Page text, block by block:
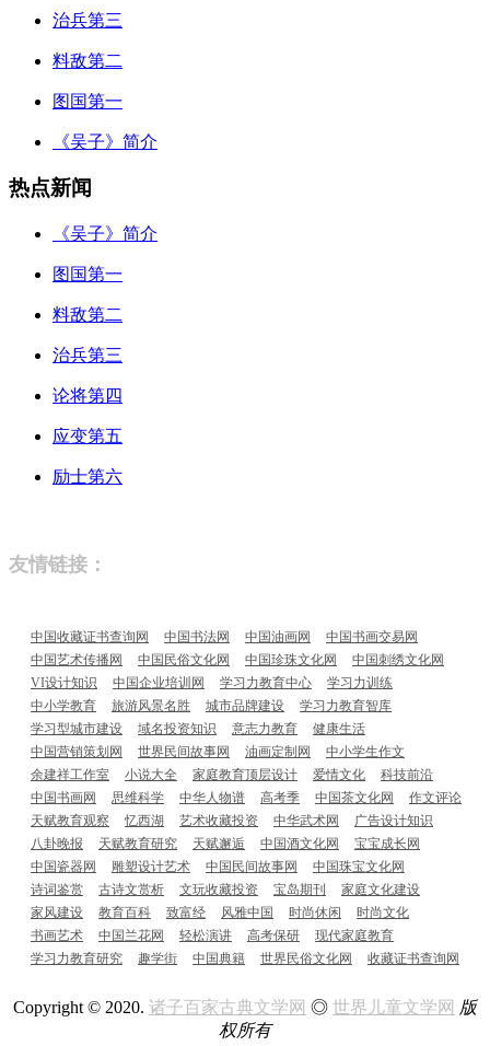
治兵第三
料敌第二
图国第一
《吴子》简介
热点新闻
《吴子》简介
图国第一
料敌第二
治兵第三
论将第四
应变第五
励士第六
友情链接：
中国收藏证书查询网 中国书法网 中国油画网
中国书画交易网
中国艺术传播网
中国民俗文化网 中国珍珠文化网
中国刺绣文化网
VI设计知识
中国企业培训网 学习力教育中心
学习力训练
中小学教育
旅游风景名胜 城市品牌建设
学习力教育智库
学习型城市建设
域名投资知识 意志力教育
健康生活
中国营销策划网
世界民间故事网 油画定制网
中小学生作文
余建祥工作室
小说大全 家庭教育顶层设计 爱情文化
科技前沿
中国书画网
思维科学 中华人物谱 高考季 中国茶文化网
作文评论
天赋教育观察
忆西湖 艺术收藏投资 中华武术网
广告设计知识
八卦晚报
天赋教育研究 天赋邂逅 中国酒文化网
宝宝成长网
中国瓷器网
雕塑设计艺术 中国民间故事网
中国珠宝文化网
诗词鉴赏
古诗文赏析 文玩收藏投资 宝岛期刊
家庭文化建设
家风建设
教育百科 致富经 风雅中国 时尚休闲
时尚文化
书画艺术
中国兰花网 轻松演讲 高考保研
现代家庭教育
学习力教育研究
趣学街 中国典籍 世界民俗文化网 收藏证书查询网
Copyright © 2020. 诸子百家古典文学网 ◎ 世界儿童文学网 版
权所有